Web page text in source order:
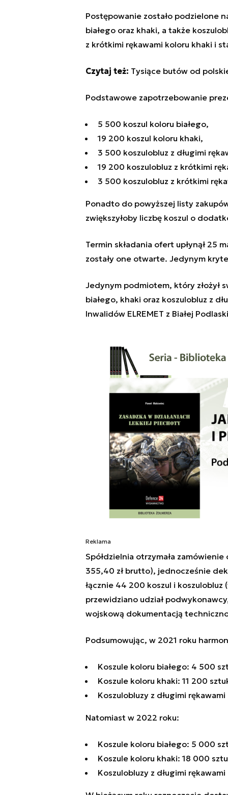
Postępowanie zostało podzielone
białego oraz khaki, a także
z krótkimi rękawami koloru khaki i
Czytaj też: Tysiące butów od
Podstawowe zapotrzebowanie
5 500 koszul koloru białego,
19 200 koszul koloru khaki,
3 500 koszulobluz z długimi
19 200 koszulobluz z krótkimi
3 500 koszulobluz z krótkimi
Ponadto do powyższej listy
zwiększyłoby liczbę koszul o
Termin składania ofert upłynął 25
zostały one otwarte. Jedynym
Jedynym podmiotem, który złożył
białego, khaki oraz koszulobluz z
Inwalidów ELREMET z Białej
Reklama
Spółdzielnia otrzymała
355,40 zł brutto), jednocześnie
łącznie 44 200 koszul i
przewidziano udział
wojskową dokumentacją
Podsumowując, w 2021 roku
Koszule koloru białego: 4 500
Koszule koloru khaki: 11 200
Koszulobluzy z długimi
Natomiast w 2022 roku:
Koszule koloru białego: 5 000
Koszule koloru khaki: 18 000
Koszulobluzy z długimi